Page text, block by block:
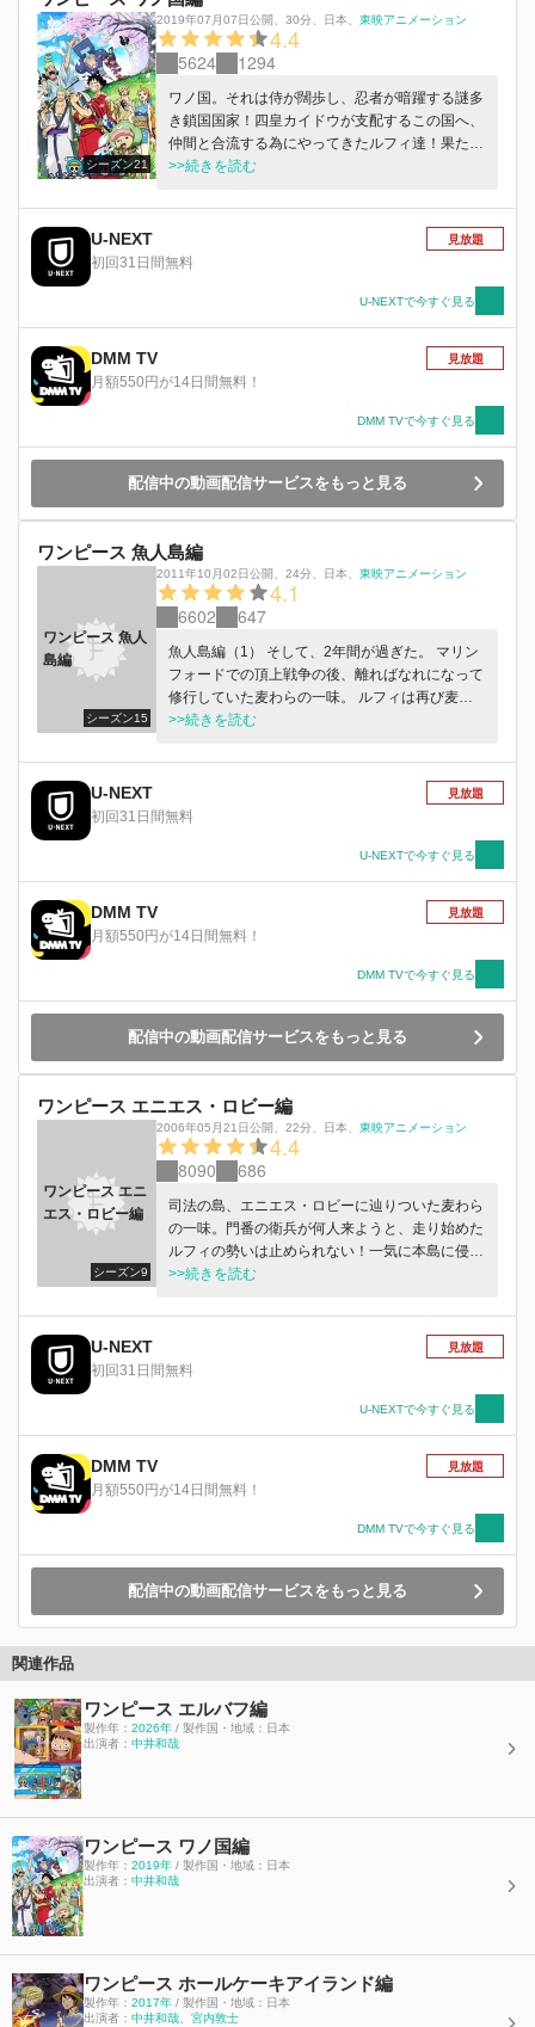
シーズン21
2019年07月07日公開、 30分、 日本、 東映アニメーション
4.4
5624 1294
ワノ国。それは侍が闊歩し、忍者が暗躍する謎多
き鎖国国家！四皇カイドウが支配するこの国へ、
仲間と合流する為にやってきたルフィ達！果たし
てどんな大冒険が待っているのか！？
>>続きを読む
U-NEXT
初回31日間無料
見放題
U-NEXTで今すぐ見る
DMM TV
月額550円が14日間無料！
見放題
DMM TVで今すぐ見る
配信中の動画配信サービスをもっと見る
ワンピース 魚人島編
シーズン15
ワンピース 魚人
島編
2011年10月02日公開、 24分、 日本、 東映アニメーション
4.1
6602 647
魚人島編（1） そして、2年間が過ぎた。 マリン
フォードでの頂上戦争の後、離ればなれになって
修行していた麦わらの一味。 ルフィは再び麦わ
ら帽子をかぶり、仲間たちも再会の約束を果たす
ボンディ諸島では、何と麦わらの一味を名乗る、
見るからに小物なニセモノたちが暴れ回ってい
た！ 彼らも彼らが呼び寄せた荒くれ者たちも、
い。 向かうは新世界！ コーティングしたサニー
号でたどり着いたのは、海中にある魚人島。リュ
ウグウ王国で、ネプチューン国王の娘・しらほし
と出会う。 彼女は弱虫で泣き虫な人魚姫だっ
た。 魚人島編（2） 魚人島の竜宮城内に乗り込
む、新魚人海賊団のホーディ。 左腕に忌まわし
きアーロンのマークを刻む彼は、自分たちこそそ
の意思を継ぐものだと、高らかに宣言。ゾロたち
を海中に沈める！ 一方、海の森にたどり着いた
ルフィたちには、ジンベエがある昔話を語る。オ
人の人物にまつわる悲劇・・・。その悲劇こそ、
魚人島をめぐる深い因縁の発端となったものだっ
た。 そして始まるホーディの暴虐。 ネプチュー
ンの命が奪われようとしたその時、サニー号と共
に、ルフィと麦わらの一味が姿を現す！ 魚人島
編（3） 魚人島の絶体絶命の危機に現れたルフィ
たち。 対するは、ホーディが集結させた新魚人
海賊団、その数何と10万人！ だが、2年間の修行
じめとする一味や、秘密兵器「フランキー将軍」
も大活躍。 ほとんど勝利を確信したその時、破
局が迫っていることが明らかになる。 数百年前
に魚人島民が造った方舟ノアが、島に接近してい
るというのだ。竜宮城をも上回る超巨大な舟は、
もたらすだろう。 愛する人々を救うため、懸命
に勇気を振り絞るしらほし。 彼女を守ると約束
したルフィも、ノアへと飛んでホーディとの対決
>>続きを読む
U-NEXT
初回31日間無料
見放題
U-NEXTで今すぐ見る
DMM TV
月額550円が14日間無料！
見放題
DMM TVで今すぐ見る
配信中の動画配信サービスをもっと見る
ワンピース エニエス・ロビー編
シーズン9
ワンピース エニ
エス・ロビー編
2006年05月21日公開、 22分、 日本、 東映アニメーション
4.4
8090 686
司法の島、エニエス・ロビーに辿りついた麦わら
の一味。門番の衛兵が何人来ようと、走り始めた
ルフィの勢いは止められない！一気に本島に侵入
した彼らの前に、今までとは一味違う強敵が立ち
身をゆだねたままのロビン。彼女の秘密が明らか
になる時、「生きたい！」と魂が叫ぶ時、絆の真
価が試される！
>>続きを読む
U-NEXT
初回31日間無料
見放題
U-NEXTで今すぐ見る
DMM TV
月額550円が14日間無料！
見放題
DMM TVで今すぐ見る
配信中の動画配信サービスをもっと見る
関連作品
ワンピース エルバフ編
製作年： 2026年 / 製作国・地域：日本
出演者： 中井和哉
ワンピース ワノ国編
製作年： 2019年 / 製作国・地域：日本
出演者： 中井和哉
ワンピース ホールケーキアイランド編
製作年： 2017年 / 製作国・地域：日本
出演者： 中井和哉、 宮内敦士